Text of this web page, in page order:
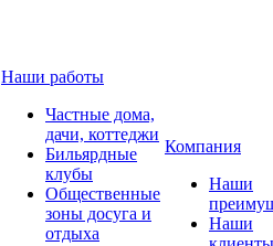
Наши работы
Частные дома,
дачи, коттеджи
Бильярдные
клубы
Общественные
зоны досуга и
отдыха
Компания
Наши
Наши